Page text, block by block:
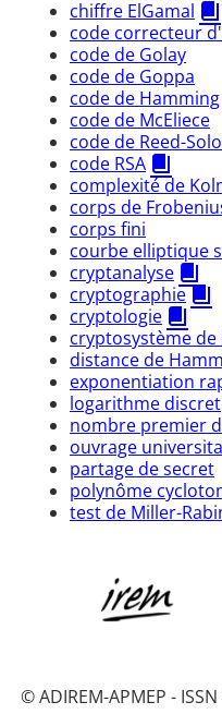
chiffre ElGamal
code correcteur
code de Golay
code de Goppa
code de Hamming
code de McEliece
code de Reed-
code RSA
complexité de
corps de
corps fini
courbe elliptique
cryptanalyse
cryptographie
cryptologie
cryptosystème
distance de
exponentiation
logarithme discret
nombre premier
ouvrage
partage de secret
polynôme
test de Miller-
© ADIREM-APMEP -